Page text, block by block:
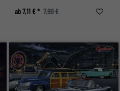
ab 7,11 € * 7,90 €